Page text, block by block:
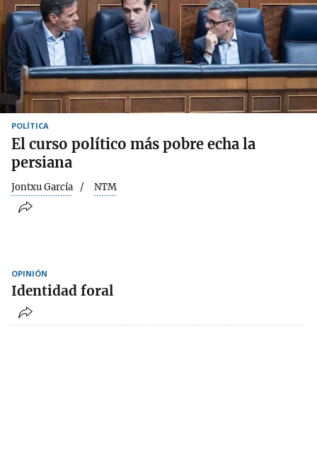
POLÍTICA
El curso político más pobre echa la
persiana
Jontxu García NTM
OPINIÓN
Identidad foral